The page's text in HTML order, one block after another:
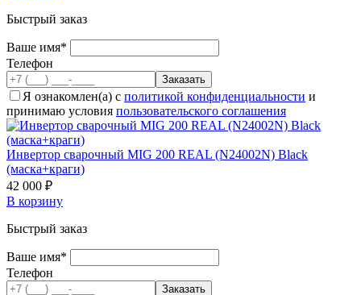
Быстрый заказ
Ваше имя*
Телефон
Я ознакомлен(а) с политикой конфиденциальности и
принимаю условия пользовательского соглашения
Инвертор сварочный MIG 200 REAL (N24002N) Black
(маска+краги)
42 000 ₽
В корзину
Быстрый заказ
Ваше имя*
Телефон